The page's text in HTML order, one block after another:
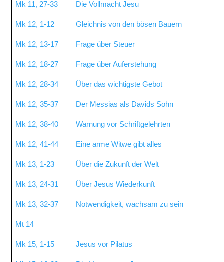
Mk 11, 27-33 Die Vollmacht Jesu
Mk 12, 1-12 Gleichnis von den bösen Bauern
Mk 12, 13-17 Frage über Steuer
Mk 12, 18-27 Frage über Auferstehung
Mk 12, 28-34 Über das wichtigste Gebot
Mk 12, 35-37 Der Messias als Davids Sohn
Mk 12, 38-40 Warnung vor Schriftgelehrten
Mk 12, 41-44 Eine arme Witwe gibt alles
Mk 13, 1-23 Über die Zukunft der Welt
Mk 13, 24-31 Über Jesus Wiederkunft
Mk 13, 32-37 Notwendigkeit, wachsam zu sein
Mt 14
Mk 15, 1-15 Jesus vor Pilatus